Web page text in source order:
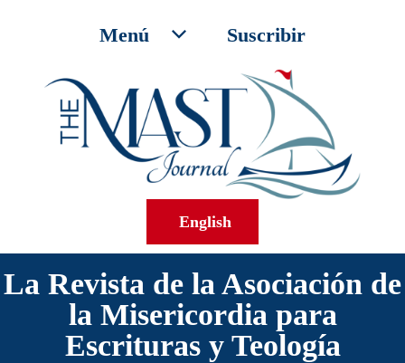
Menú Suscribir
English
La Revista de la Asociación de
la Misericordia para
Escrituras y Teología